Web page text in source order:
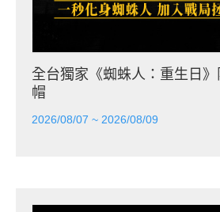
全台獨家《蜘蛛人：重生日
帽
2026/08/07 ~ 2026/08/09